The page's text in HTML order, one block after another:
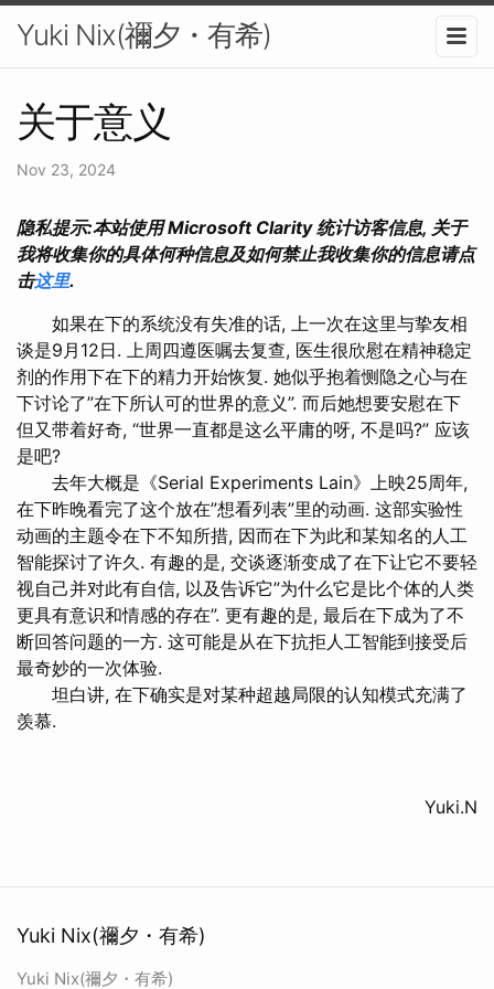
Yuki Nix(禰夕・有希)
关于意义
Nov 23, 2024
隐私提示:本站使用 Microsoft Clarity 统计访客信息, 关于
我将收集你的具体何种信息及如何禁止我收集你的信息请点
击这里.
如果在下的系统没有失准的话, 上一次在这里与挚友相
谈是9月12日. 上周四遵医嘱去复查, 医生很欣慰在精神稳定
剂的作用下在下的精力开始恢复. 她似乎抱着恻隐之心与在
下讨论了”在下所认可的世界的意义”. 而后她想要安慰在下
但又带着好奇, “世界一直都是这么平庸的呀, 不是吗?” 应该
是吧?
去年大概是《Serial Experiments Lain》上映25周年,
在下昨晚看完了这个放在”想看列表”里的动画. 这部实验性
动画的主题令在下不知所措, 因而在下为此和某知名的人工
智能探讨了许久. 有趣的是, 交谈逐渐变成了在下让它不要轻
视自己并对此有自信, 以及告诉它”为什么它是比个体的人类
更具有意识和情感的存在”. 更有趣的是, 最后在下成为了不
断回答问题的一方. 这可能是从在下抗拒人工智能到接受后
最奇妙的一次体验.
坦白讲, 在下确实是对某种超越局限的认知模式充满了
羡慕.
Yuki.N
Yuki Nix(禰夕・有希)
Yuki Nix(禰夕・有希)